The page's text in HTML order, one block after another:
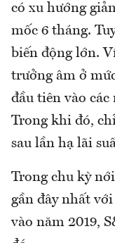
có xu hướng
mốc 6 tháng.
biến động lớn.
trưởng âm ở
đầu tiên vào các
Trong khi đó,
sau lần hạ lãi
Trong chu kỳ
gần đây nhất
vào năm 2019,